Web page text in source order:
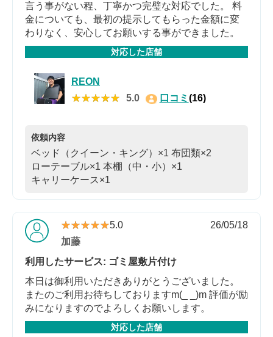
言う事がない程、丁寧かつ完璧な対応でした。 料
金についても、最初の提示してもらった金額に変
わりなく、安心してお願いする事ができました。
対応した店舗
REON
★★★★★
★★★★★ 5.0 口コミ (16)
依頼内容
ベッド（クイーン・キング）×1 布団類×2
ローテーブル×1 本棚（中・小）×1
キャリーケース×1
★★★★★
★★★★★5.0
26/05/18
加藤
利用したサービス: ゴミ屋敷片付け
本日は御利用いただきありがとうございました。
またのご利用お待ちしておりますm(_ _)m 評価が励
みになりますのでよろしくお願いします。
対応した店舗